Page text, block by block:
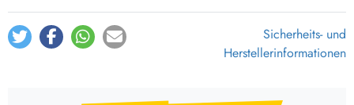
Sicherheits- und
Herstellerinformationen